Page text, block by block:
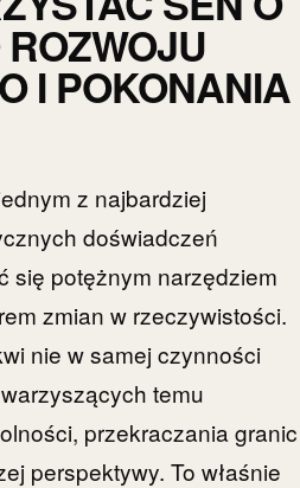
I POKONANIA
z najbardziej
doświadczeń
się potężnym narzędziem
zmian w rzeczywistości.
nie w samej czynności
temu
przekraczania granic
perspektywy. To właśnie